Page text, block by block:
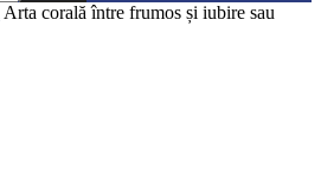
Arta corală între frumos și iubire sau